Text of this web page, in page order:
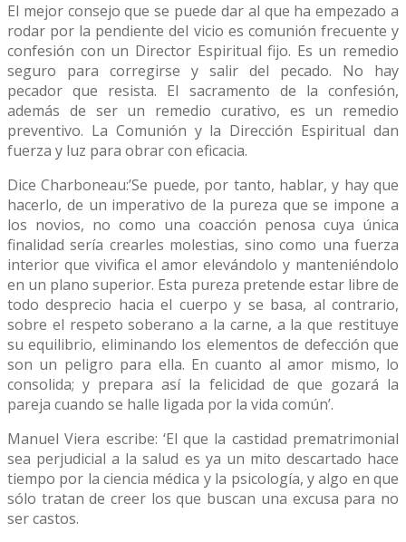
El mejor consejo que se puede dar al que ha empezado a
rodar por la pendiente del vicio es comunión frecuente y
confesión con un Director Espiritual fijo. Es un remedio
seguro para corregirse y salir del pecado. No hay
pecador que resista. El sacramento de la confesión,
además de ser un remedio curativo, es un remedio
preventivo. La Comunión y la Dirección Espiritual dan
fuerza y luz para obrar con eficacia.
Dice Charboneau:’Se puede, por tanto, hablar, y hay que
hacerlo, de un imperativo de la pureza que se impone a
los novios, no como una coacción penosa cuya única
finalidad sería crearles molestias, sino como una fuerza
interior que vivifica el amor elevándolo y manteniéndolo
en un plano superior. Esta pureza pretende estar libre de
todo desprecio hacia el cuerpo y se basa, al contrario,
sobre el respeto soberano a la carne, a la que restituye
su equilibrio, eliminando los elementos de defección que
son un peligro para ella. En cuanto al amor mismo, lo
consolida; y prepara así la felicidad de que gozará la
pareja cuando se halle ligada por la vida común’.
Manuel Viera escribe: ‘El que la castidad prematrimonial
sea perjudicial a la salud es ya un mito descartado hace
tiempo por la ciencia médica y la psicología, y algo en que
sólo tratan de creer los que buscan una excusa para no
ser castos.